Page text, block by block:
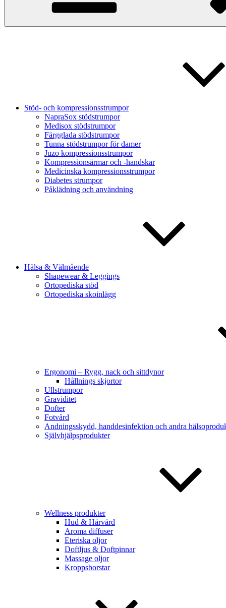
Stöd- och kompressionsstrumpor
NapraSox stödstrumpor
Medisox stödstrumpor
Färgglada stödstrumpor
Tunna stödstrumpor för damer
Juzo kompressionsstrumpor
Kompressionsärmar och -handskar
Medicinska kompressionsstrumpor
Diabetes strumpor
Påklädning och användning
Hälsa & Välmående
Shapewear & Leggings
Ortopediska stöd
Ortopediska skoinlägg
Ergonomi – Rygg, nack och sittdynor
Hållnings skjortor
Ullstrumpor
Graviditet
Dofter
Fotvård
Andningsskydd, handdesinfektion och andra
Självhjälpsprodukter
Wellness produkter
Hud & Hårvård
Aroma diffuser
Eteriska oljor
Doftljus & Doftpinnar
Massage oljor
Kroppsborstar